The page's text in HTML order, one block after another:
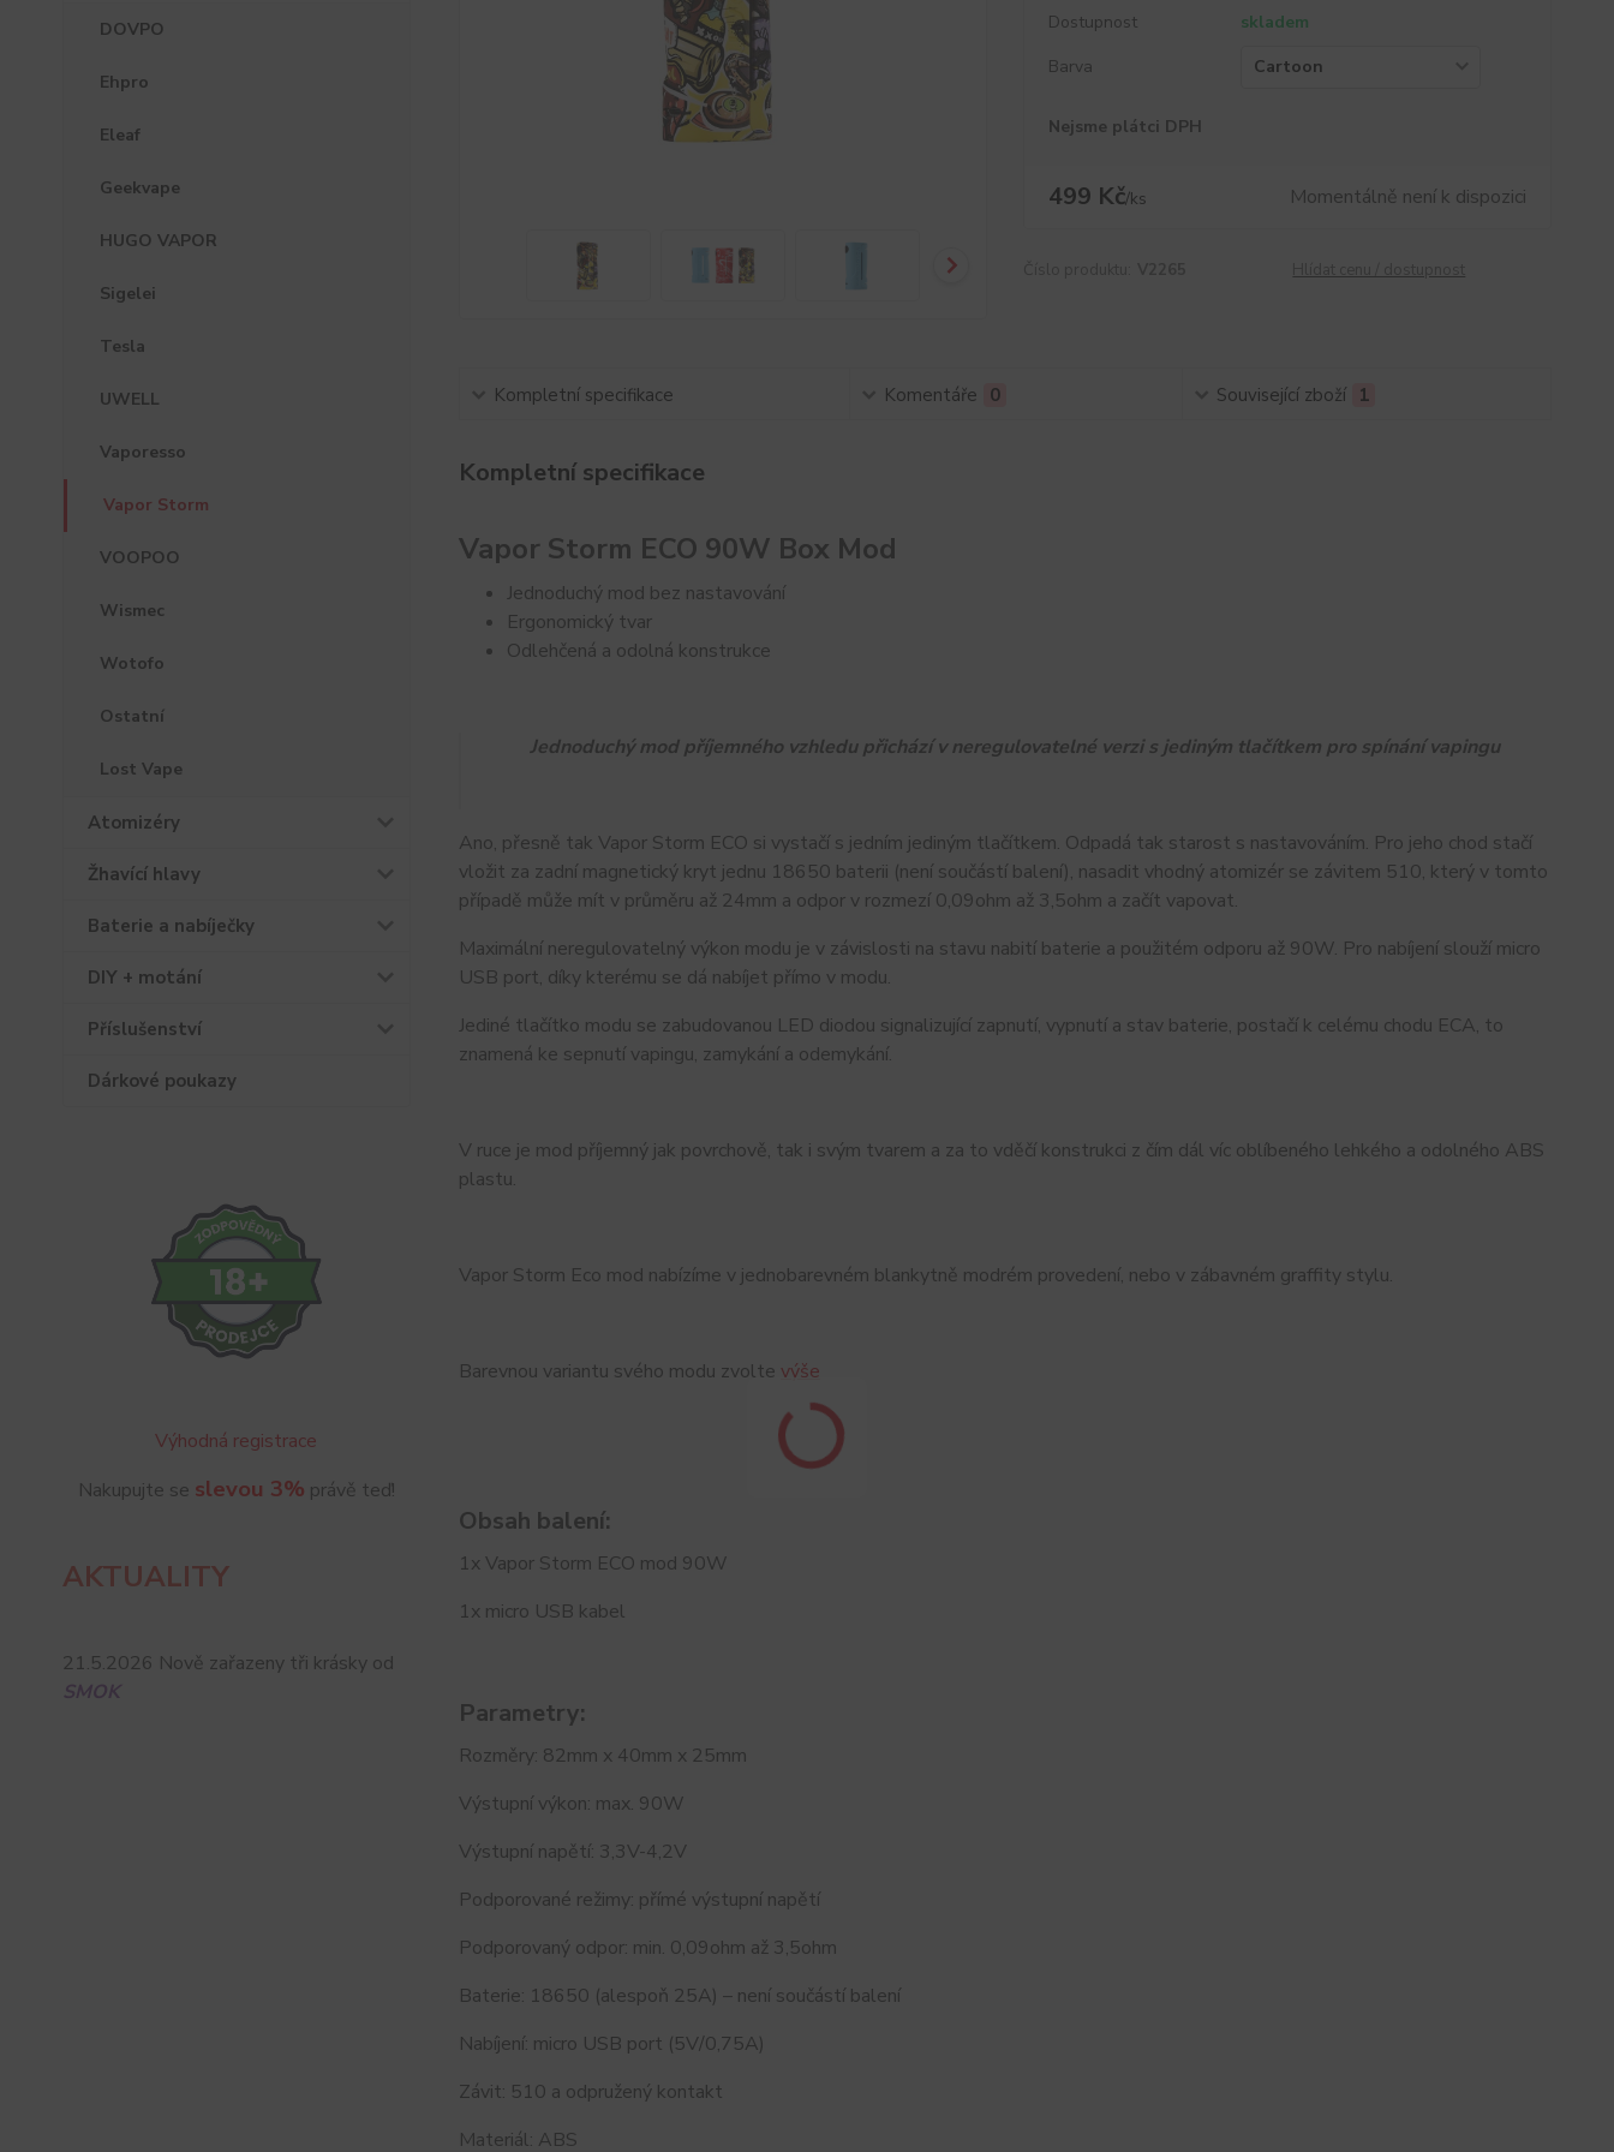
DOVPO
Ehpro
Eleaf
Geekvape
HUGO VAPOR
Sigelei
Tesla
UWELL
Vaporesso
Vapor Storm
VOOPOO
Wismec
Wotofo
Ostatní
Lost Vape
Atomizéry
Žhavící hlavy
Baterie a nabíječky
DIY + motání
Příslušenství
Dárkové poukazy
Výhodná registrace
Nakupujte se slevou 3% právě teď!
AKTUALITY
21.5.2026 Nově zařazeny tři krásky od
SMOK
Dostupnost
skladem
Barva
Nejsme plátci DPH
499 Kč/ks Momentálně není k dispozici
Kompletní specifikace Komentáře 0 Související zboží 1
Kompletní specifikace
Vapor Storm ECO 90W Box Mod
Jednoduchý mod bez nastavování
Ergonomický tvar
Odlehčená a odolná konstrukce
Jednoduchý mod příjemného vzhledu přichází v neregulovatelné verzi s jediným tlačítkem pro spínání vapingu
Ano, přesně tak Vapor Storm ECO si vystačí s jedním jediným tlačítkem. Odpadá tak starost s nastavováním. Pro jeho chod stačí
vložit za zadní magnetický kryt jednu 18650 baterii (není součástí balení), nasadit vhodný atomizér se závitem 510, který v tomto
případě může mít v průměru až 24mm a odpor v rozmezí 0,09ohm až 3,5ohm a začít vapovat.
Maximální neregulovatelný výkon modu je v závislosti na stavu nabití baterie a použitém odporu až 90W. Pro nabíjení slouží micro
USB port, díky kterému se dá nabíjet přímo v modu.
Jediné tlačítko modu se zabudovanou LED diodou signalizující zapnutí, vypnutí a stav baterie, postačí k celému chodu ECA, to
znamená ke sepnutí vapingu, zamykání a odemykání.
V ruce je mod příjemný jak povrchově, tak i svým tvarem a za to vděčí konstrukci z čím dál víc oblíbeného lehkého a odolného ABS
plastu.
Vapor Storm Eco mod nabízíme v jednobarevném blankytně modrém provedení, nebo v zábavném graffity stylu.
Barevnou variantu svého modu zvolte výše
Obsah balení:
1x Vapor Storm ECO mod 90W
1x micro USB kabel
Parametry:
Rozměry: 82mm x 40mm x 25mm
Výstupní výkon: max. 90W
Výstupní napětí: 3,3V-4,2V
Podporované režimy: přímé výstupní napětí
Podporovaný odpor: min. 0,09ohm až 3,5ohm
Baterie: 18650 (alespoň 25A) – není součástí balení
Nabíjení: micro USB port (5V/0,75A)
Závit: 510 a odpružený kontakt
Materiál: ABS